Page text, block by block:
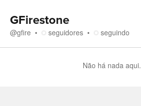
GFirestone
@gfire seguidores seguindo
Não há nada aqui.